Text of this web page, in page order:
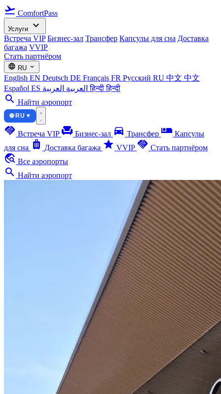
flight_takeoff ComfortPass
Услуги expand_more
Встреча VIP Бизнес-зал Трансфер Капсулы для сна Доставка
багажа VVIP
Стать партнёром
language RU expand_more
English EN Deutsch DE Français FR Русский RU 中文 中文
Español ES العربية العربية हिन्दीहिन्दी
search Найти аэропорт
🌐 RU ▾
handshake Встреча VIP chair Бизнес-зал directions_car Трансфер airline_seat_individual_suite Капсулы
для сна luggage Доставка багажа star VVIP handshake Стать партнёром
travel_explore Все аэропорты
search Найти аэропорт